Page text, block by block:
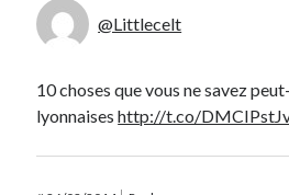
@Littlecelt
10 choses que vous ne savez
lyonnaiseshttp://t.co/